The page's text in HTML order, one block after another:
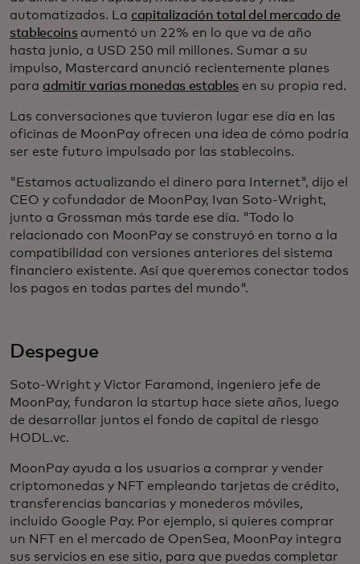
automatizados. La capitalización total del mercado de
stablecoinsaumentó un 22% en lo que va de año
hasta junio, a USD 250 mil millones. Sumar a su
impulso, Mastercard anunció recientemente planes
para admitir varias monedas estables en su propia red.
Las conversaciones que tuvieron lugar ese día en las
oficinas de MoonPay ofrecen una idea de cómo podría
ser este futuro impulsado por las stablecoins.
"Estamos actualizando el dinero para Internet", dijo el
CEO y cofundador de MoonPay, Ivan Soto-Wright,
junto a Grossman más tarde ese día. "Todo lo
relacionado con MoonPay se construyó en torno a la
compatibilidad con versiones anteriores del sistema
financiero existente. Así que queremos conectar todos
los pagos en todas partes del mundo".
Despegue
Soto-Wright y Victor Faramond, ingeniero jefe de
MoonPay, fundaron la startup hace siete años, luego
de desarrollar juntos el fondo de capital de riesgo
HODL.vc.
MoonPay ayuda a los usuarios a comprar y vender
criptomonedas y NFT empleando tarjetas de crédito,
transferencias bancarias y monederos móviles,
incluido Google Pay. Por ejemplo, si quieres comprar
un NFT en el mercado de OpenSea, MoonPay integra
sus servicios en ese sitio, para que puedas completar